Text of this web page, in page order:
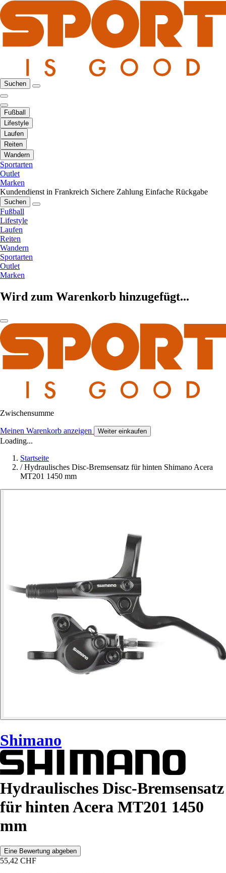
Suchen
Fußball
Lifestyle
Laufen
Reiten
Wandern
Sportarten
Outlet
Marken
Kundendienst in Frankreich Sichere Zahlung Einfache Rückgabe
Suchen
Fußball
Lifestyle
Laufen
Reiten
Wandern
Sportarten
Outlet
Marken
Wird zum Warenkorb hinzugefügt...
Zwischensumme
Meinen Warenkorb anzeigen Weiter einkaufen
Loading...
Startseite
/ Hydraulisches Disc-Bremsensatz für hinten Shimano Acera
MT201 1450 mm
Shimano
Hydraulisches Disc-Bremsensatz
für hinten Acera MT201 1450
mm
Eine Bewertung abgeben
55,42 CHF